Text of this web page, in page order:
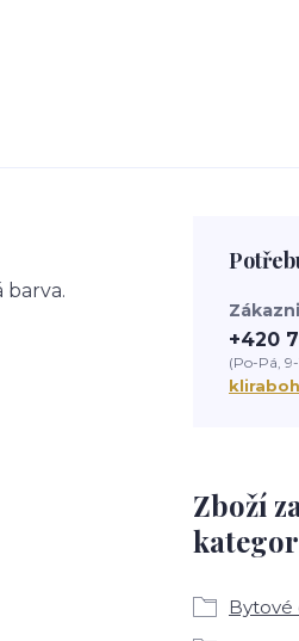
Zboží
Bytové
+420
(Po-Pá,